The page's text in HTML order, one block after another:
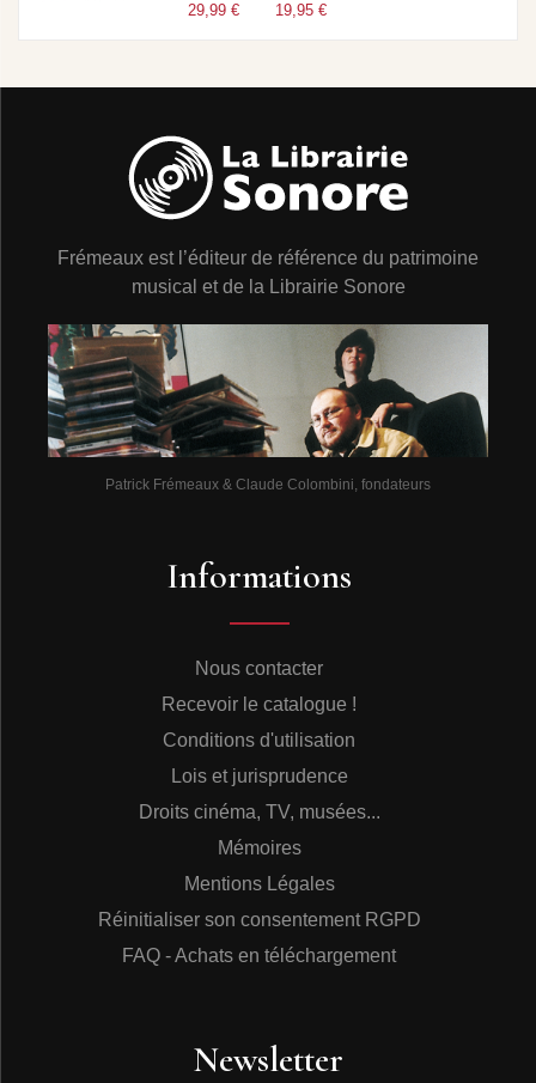
29,99 € 19,95 €
Frémeaux est l’éditeur de référence du patrimoine
musical et de la Librairie Sonore
Patrick Frémeaux & Claude Colombini, fondateurs
Informations
Nous contacter
Recevoir le catalogue !
Conditions d'utilisation
Lois et jurisprudence
Droits cinéma, TV, musées...
Mémoires
Mentions Légales
Réinitialiser son consentement RGPD
FAQ - Achats en téléchargement
Newsletter